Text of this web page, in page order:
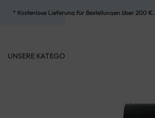
* Kostenlose Lieferung für Bestellungen über 200 €.
UNSERE KATEGORIEN